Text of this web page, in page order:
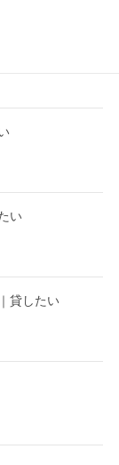
い
貸したい